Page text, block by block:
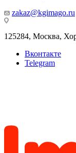
zakaz@kgimago.ru
125284, Москва,
Вконтакте
Telegram